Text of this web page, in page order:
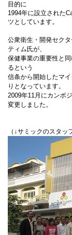
目的に
1994年に設立された
ツとしています。
公衆衛生・開発セク
ティム氏が、
保健事業の重要性と
るという
信条から開始したマ
りとなっています。
2009年11月にカンボ
変更しました。
（↓サミックのスタッ